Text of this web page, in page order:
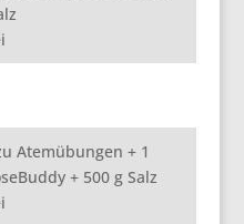
Atemübungen + 1
+ 500 g Salz